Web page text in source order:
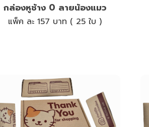
กล่องหูช้าง 0 ลายน้องแมว
แพ็ค ละ 157 บาท ( 25 ใบ )